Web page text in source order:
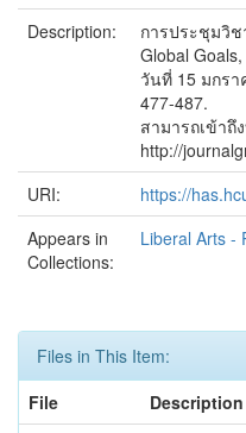
Description:
การประชุมวิ
Global
วันที่ 15 มกร
477-487.
สามารถเข้าถึ
http://
URI:
https://
Appears in
Collections:
Liberal Arts -
Files in This Item:
File
Description